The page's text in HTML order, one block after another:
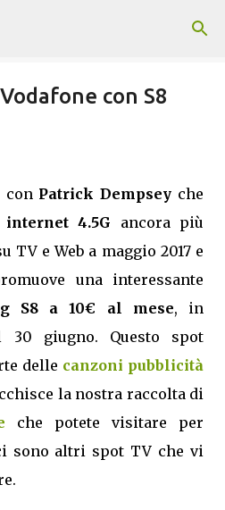
principali
con S8
con Patrick Dempsey che
internet 4.5G ancora più
TV e Web a maggio 2017 e
una interessante
S8 a 10€ al mese, in
30 giugno. Questo spot
delle canzoni pubblicità
la nostra raccolta di
che potete visitare per
sono altri spot TV che vi